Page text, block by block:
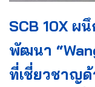
SCB 10X ผ
พัฒนา
ที่เชี่ยวชาญ